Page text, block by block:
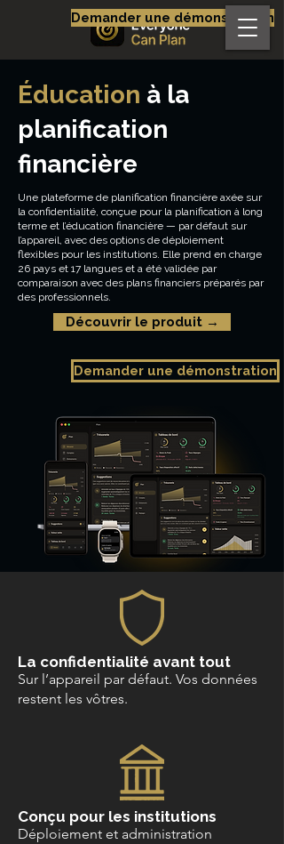
Demander une démonstration
Éducation à la
planification
financière
Une plateforme de planification financière axée sur
la confidentialité, conçue pour la planification à long
terme et l’éducation financière — par défaut sur
l’appareil, avec des options de déploiement
flexibles pour les institutions. Elle prend en charge
26 pays et 17 langues et a été validée par
comparaison avec des plans financiers préparés par
des professionnels.
Découvrir le produit →
Demander une démonstration
La confidentialité avant tout
Sur l’appareil par défaut. Vos données
restent les vôtres.
Conçu pour les institutions
Déploiement et administration